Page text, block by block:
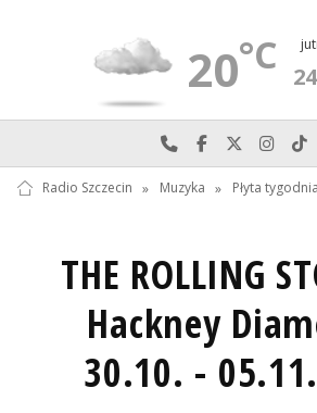
20°C 24
Najlepiej po prostu
Odwiedź nas
Odwiedź
Radio Szczecin » Muzyka » Płyta tygodnia
THE ROLLING
Hackney
30.10. -